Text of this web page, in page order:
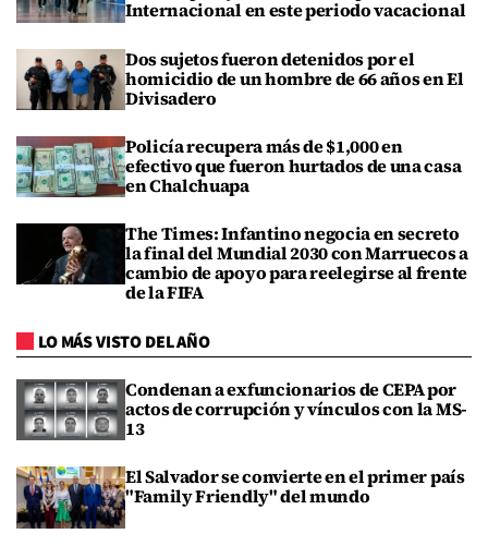
Internacional en este periodo vacacional
Dos sujetos fueron detenidos por el
homicidio de un hombre de 66 años en El
Divisadero
Policía recupera más de $1,000 en
efectivo que fueron hurtados de una casa
en Chalchuapa
The Times: Infantino negocia en secreto
la final del Mundial 2030 con Marruecos a
cambio de apoyo para reelegirse al frente
de la FIFA
LO MÁS VISTO DEL AÑO
Condenan a exfuncionarios de CEPA por
actos de corrupción y vínculos con la MS-
13
El Salvador se convierte en el primer país
"Family Friendly" del mundo